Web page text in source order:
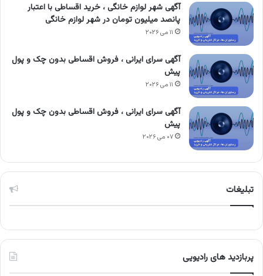
آگهی شهر لوازم خانگی ، خرید اقساطی با اعتبار
پانصد میلیون تومان در شهر لوازم خانگی
۱۱ می ۲۰۲۶
آگهی سرای ایرانی ، فروش اقساطی بدون چک و پول
پیش
۱۱ می ۲۰۲۶
آگهی سرای ایرانی ، فروش اقساطی بدون چک و پول
پیش
۰۷ می ۲۰۲۶
تبلیغات
پربازدید های رادیویی